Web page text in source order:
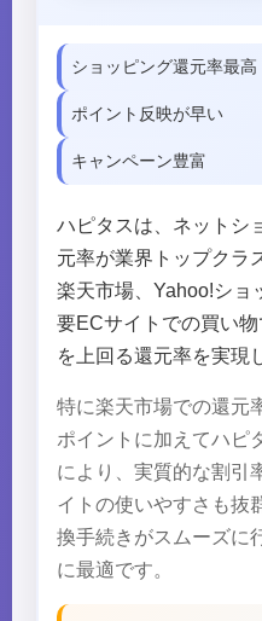
ショッピング還元率最高
ポイント反映が早い
キャンペーン豊富
ハピタスは、ネットシ
元率が業界トップクラ
楽天市場、Yahoo!ショ
要ECサイトでの買い
を上回る還元率を実現
特に楽天市場での還元
ポイントに加えてハピ
により、実質的な割引
イトの使いやすさも抜
換手続きがスムーズに
に最適です。